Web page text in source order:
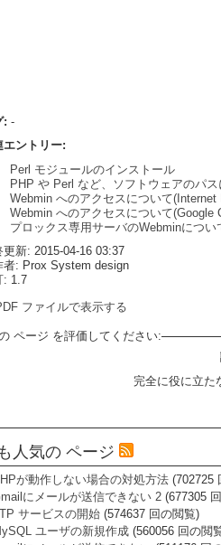
: -
エントリー:
Perl モジュールのインストール
PHP や Perl など、ソフトウェアのパス
Webmin へのアクセスについて(Internet
Webmin へのアクセスについて(Google
プロックス専用サーバのWebminについ
更新: 2015-04-16 03:37
者: Prox System design
: 1.7
ファイルで表示する
ページ を評価してください:
完全に役に立た
人気の ページ
が動作しない場合の対処方法(702725
にメールが送信できない 2(677305
サービスの開始(574637 回の閲覧)
ユーザの新規作成(560056 回の閲